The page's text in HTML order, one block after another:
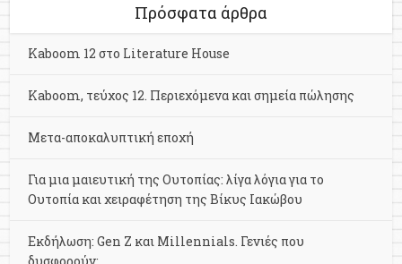
Πρόσφατα άρθρα
Kaboom 12 στο Literature House
Kaboom, τεύχος 12. Περιεχόμενα και σημεία πώλησης
Μετα-αποκαλυπτική εποχή
Για μια μαιευτική της Ουτοπίας: λίγα λόγια για το
Ουτοπία και χειραφέτηση της Βίκυς Ιακώβου
Εκδήλωση: Gen Z και Millennials. Γενιές που